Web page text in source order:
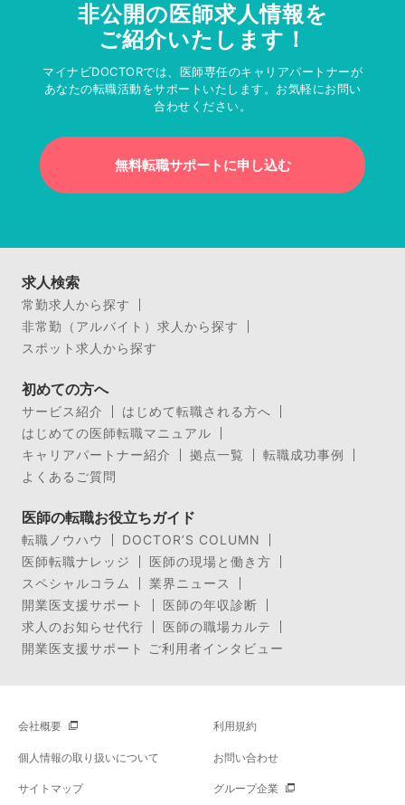
非公開の医師求人情報を
ご紹介いたします！
マイナビDOCTORでは、医師専任のキャリアパートナーが
あなたの転職活動をサポートいたします。お気軽にお問い
合わせください。
無料転職サポートに申し込む
求人検索
常勤求人から探す
非常勤（アルバイト）求人から探す
スポット求人から探す
初めての方へ
サービス紹介
はじめて転職される方へ
はじめての医師転職マニュアル
キャリアパートナー紹介
拠点一覧
転職成功事例
よくあるご質問
医師の転職お役立ちガイド
転職ノウハウ
DOCTOR’S COLUMN
医師転職ナレッジ
医師の現場と働き方
スペシャルコラム
業界ニュース
開業医支援サポート
医師の年収診断
求人のお知らせ代行
医師の職場カルテ
開業医支援サポート ご利用者インタビュー
会社概要 利用規約
個人情報の取り扱いについて お問い合わせ
サイトマップ グループ企業